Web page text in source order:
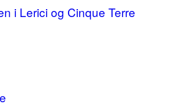
i Lerici og Cinque Terre